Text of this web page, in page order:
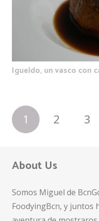
Igueldo, un vasco con
1 2 3
About Us
Somos Miguel de
FoodyingBcn, y juntos